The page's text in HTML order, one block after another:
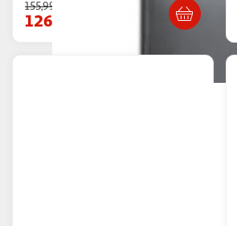
155,99€
126,99€